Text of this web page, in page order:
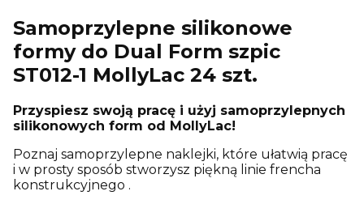
Samoprzylepne silikonowe
formy do Dual Form szpic
ST012-1 MollyLac 24 szt.
Przyspiesz swoją pracę i użyj samoprzylepnych
silikonowych form od MollyLac!
Poznaj samoprzylepne naklejki, które ułatwią pracę
i w prosty sposób stworzysz piękną linie frencha
konstrukcyjnego .